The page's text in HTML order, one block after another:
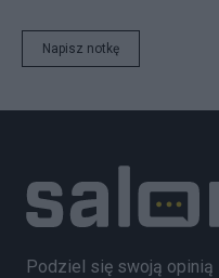
Napisz notkę
Podziel się swoją opinią